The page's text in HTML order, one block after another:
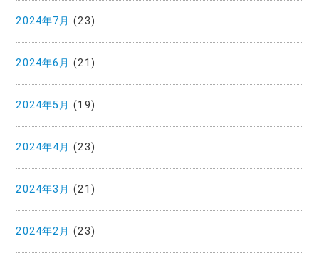
2024年7月 (23)
2024年6月 (21)
2024年5月 (19)
2024年4月 (23)
2024年3月 (21)
2024年2月 (23)